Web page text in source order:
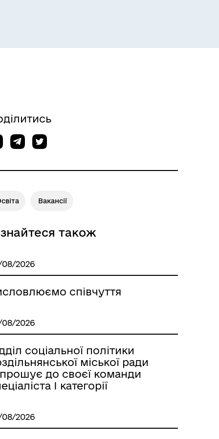
Розклад автобусів Одеса-
Роздільна
Вакансії
також
2026
співчуття
2026
соціальної політики
міської ради
до своєї команди
І категорії
2026